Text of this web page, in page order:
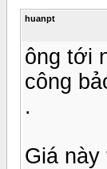
huanpt
ông tới
công
.
Giá này